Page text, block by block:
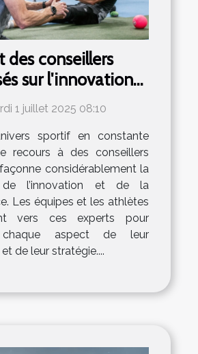
des conseillers
sur l'innovation
dans le
1 juillet 2025 08:10
sportif en constante
recours à des conseillers
considérablement la
de l’innovation et de la
Les équipes et les athlètes
vers ces experts pour
chaque aspect de leur
de leur stratégie....